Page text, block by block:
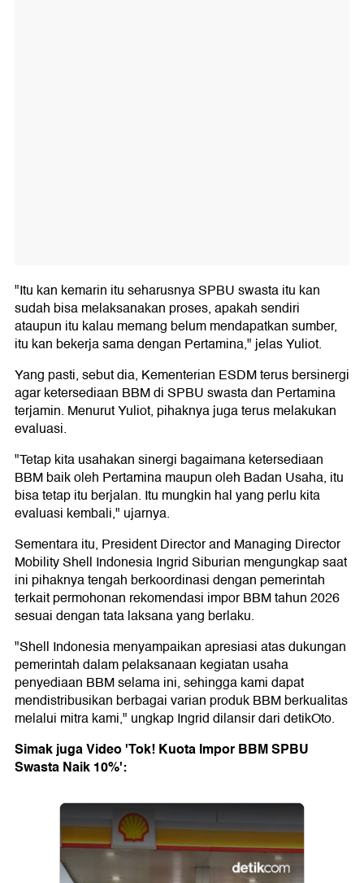
"Itu kan kemarin itu seharusnya SPBU swasta itu kan
sudah bisa melaksanakan proses, apakah sendiri
ataupun itu kalau memang belum mendapatkan sumber,
itu kan bekerja sama dengan Pertamina," jelas Yuliot.
Yang pasti, sebut dia, Kementerian ESDM terus bersinergi
agar ketersediaan BBM di SPBU swasta dan Pertamina
terjamin. Menurut Yuliot, pihaknya juga terus melakukan
evaluasi.
"Tetap kita usahakan sinergi bagaimana ketersediaan
BBM baik oleh Pertamina maupun oleh Badan Usaha, itu
bisa tetap itu berjalan. Itu mungkin hal yang perlu kita
evaluasi kembali," ujarnya.
Sementara itu, President Director and Managing Director
Mobility Shell Indonesia Ingrid Siburian mengungkap saat
ini pihaknya tengah berkoordinasi dengan pemerintah
terkait permohonan rekomendasi impor BBM tahun 2026
sesuai dengan tata laksana yang berlaku.
"Shell Indonesia menyampaikan apresiasi atas dukungan
pemerintah dalam pelaksanaan kegiatan usaha
penyediaan BBM selama ini, sehingga kami dapat
mendistribusikan berbagai varian produk BBM berkualitas
melalui mitra kami," ungkap Ingrid dilansir dari detikOto.
Simak juga Video 'Tok! Kuota Impor BBM SPBU
Swasta Naik 10%':